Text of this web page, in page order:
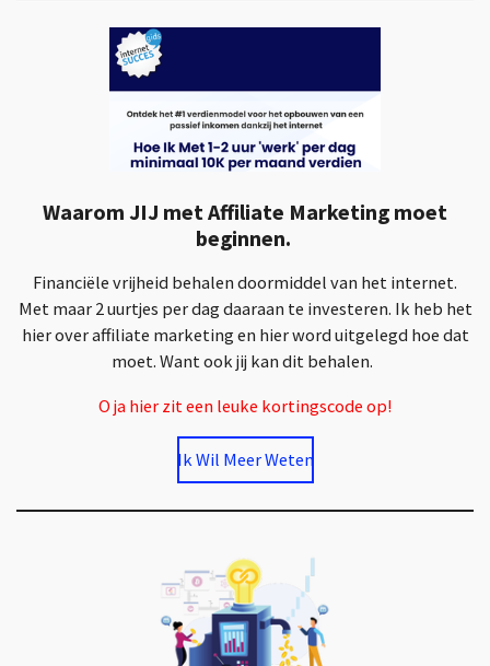
Waarom JIJ met Affiliate Marketing moet
beginnen.
Financiële vrijheid behalen doormiddel van het internet.
Met maar 2 uurtjes per dag daaraan te investeren. Ik heb het
hier over affiliate marketing en hier word uitgelegd hoe dat
moet. Want ook jij kan dit behalen.
O ja hier zit een leuke kortingscode op!
Ik Wil Meer Weten